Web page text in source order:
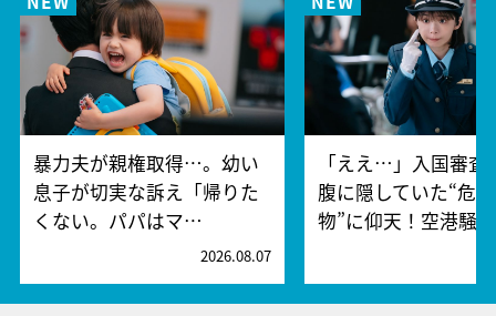
暴力夫が親権取得…。幼い
息子が切実な訴え「帰りた
くない。パパはマ…
2026.08.07
「ええ…」入国審査
腹に隠していた“危
物”に仰天！空港騒